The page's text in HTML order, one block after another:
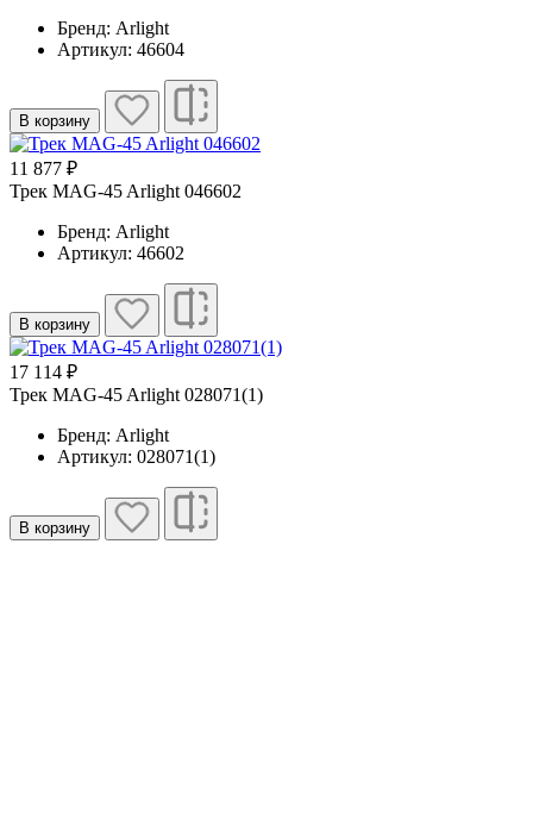
Бренд: Arlight
Артикул: 46604
В корзину
11 877 ₽
Трек MAG-45 Arlight 046602
Бренд: Arlight
Артикул: 46602
В корзину
17 114 ₽
Трек MAG-45 Arlight 028071(1)
Бренд: Arlight
Артикул: 028071(1)
В корзину